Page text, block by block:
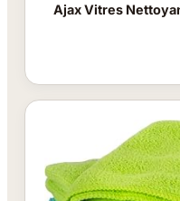
Ajax Vitres